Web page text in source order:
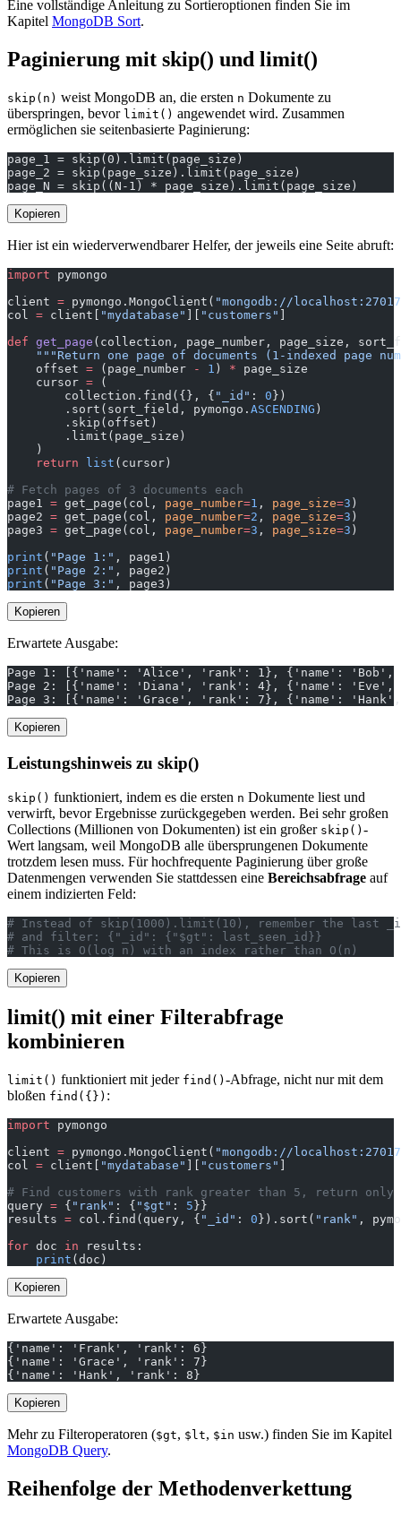
Eine vollständige Anleitung zu Sortieroptionen finden Sie im
Kapitel MongoDB Sort.
Paginierung mit skip() und limit()
skip(n) weist MongoDB an, die ersten n Dokumente zu
überspringen, bevor limit() angewendet wird. Zusammen
ermöglichen sie seitenbasierte Paginierung:
page_1 = skip(0).limit(page_size)
page_2 = skip(page_size).limit(page_size)
page_N = skip((N-1) * page_size).limit(page_size)
Kopieren
Hier ist ein wiederverwendbarer Helfer, der jeweils eine Seite abruft:
import pymongo
client = pymongo.MongoClient( "mongodb://
col = client[ "mydatabase" "customers"
def get_page (collection, page_number, page_size,
"""Return one page of documents (1-indexed page
    offset
= (page_number - 1 ) * page_size
    cursor
= (
        collection.find({}, {
"_id" : 0 })
        .sort(sort_field, pymongo.
ASCENDING )
        .skip(offset)
        .limit(page_size)
    )
    return
list (cursor)
# Fetch pages of 3 documents each
page1 = get_page(col, page_number=1 , page_size=3 )
page2 = get_page(col, page_number=2 , page_size=3 )
page3 = get_page(col, page_number=3 , page_size=3 )
print ( "Page 1:" , page1)
print ( "Page 2:" , page2)
print ( "Page 3:" , page3)
Kopieren
Erwartete Ausgabe:
Page 1: [{'name': 'Alice', 'rank': 1}, {'name':
Page 2: [{'name': 'Diana', 'rank': 4}, {'name':
Page 3: [{'name': 'Grace', 'rank': 7}, {'name':
Kopieren
Leistungshinweis zu skip()
skip() funktioniert, indem es die ersten n Dokumente liest und
verwirft, bevor Ergebnisse zurückgegeben werden. Bei sehr großen
Collections (Millionen von Dokumenten) ist ein großer skip() -
Wert langsam, weil MongoDB alle übersprungenen Dokumente
trotzdem lesen muss. Für hochfrequente Paginierung über große
Datenmengen verwenden Sie stattdessen eine Bereichsabfrage auf
einem indizierten Feld:
# Instead of skip(1000).limit(10), remember the last
# and filter: {"_id": {"$gt": last_seen_id}}
# This is O(log n) with an index rather than O(n)
Kopieren
limit() mit einer Filterabfrage
kombinieren
limit() funktioniert mit jeder find() -Abfrage, nicht nur mit dem
bloßen find({}) :
import pymongo
client = pymongo.MongoClient( "mongodb://
col = client[ "mydatabase" "customers"
# Find customers with rank greater than 5, return
query = { "rank" : { "$gt" : 5 }}
results = col.find(query, { "_id" : 0 }).sort( "rank" ,
for doc in results:
    print
(doc)
Kopieren
Erwartete Ausgabe:
{'name': 'Frank', 'rank': 6}
{'name': 'Grace', 'rank': 7}
{'name': 'Hank', 'rank': 8}
Kopieren
Mehr zu Filteroperatoren ($gt, $lt, $in usw.) finden Sie im Kapitel
MongoDB Query.
Reihenfolge der Methodenverkettung